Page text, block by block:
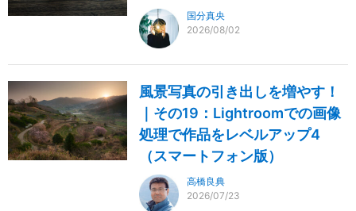
国分真央
2026/08/02
風景写真の引き出しを増やす！
｜その19：Lightroomでの画像
処理で作品をレベルアップ4
（スマートフォン版）
高橋良典
2026/07/23